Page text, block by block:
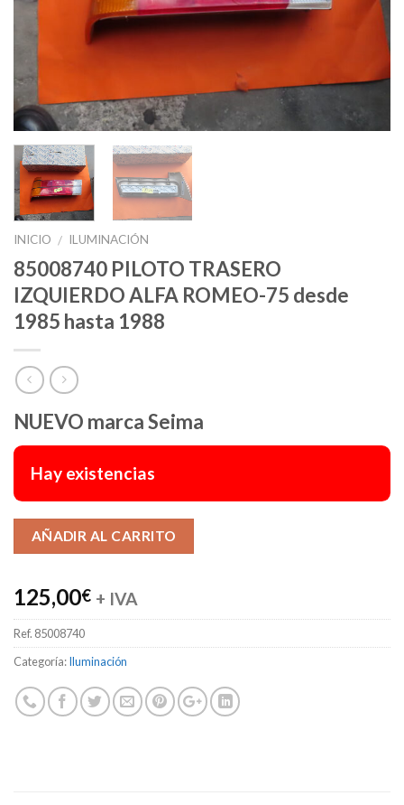
INICIO / ILUMINACIÓN
85008740 PILOTO TRASERO
IZQUIERDO ALFA ROMEO-75 desde
1985 hasta 1988
NUEVO marca Seima
Hay existencias
AÑADIR AL CARRITO
125,00€ + IVA
Ref. 85008740
Categoría:Iluminación